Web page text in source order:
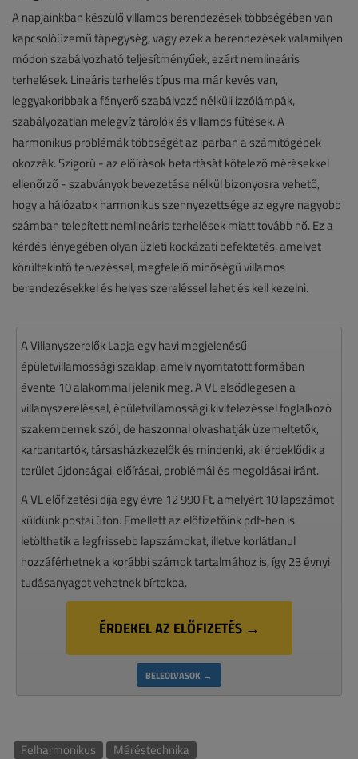
A napjainkban készülő villamos berendezések többségében van
kapcsolóüzemű tápegység, vagy ezek a berendezések valamilyen
módon szabályozható teljesítményűek, ezért nemlineáris
terhelések. Lineáris terhelés típus ma már kevés van,
leggyakoribbak a fényerő szabályozó nélküli izzólámpák,
szabályozatlan melegvíz tárolók és villamos fűtések. A
harmonikus problémák többségét az iparban a számítógépek
okozzák. Szigorú - az előírások betartását kötelező mérésekkel
ellenőrző - szabványok bevezetése nélkül bizonyosra vehető,
hogy a hálózatok harmonikus szennyezettsége az egyre nagyobb
számban telepített nemlineáris terhelések miatt tovább nő. Ez a
kérdés lényegében olyan üzleti kockázati befektetés, amelyet
körültekintő tervezéssel, megfelelő minőségű villamos
berendezésekkel és helyes szereléssel lehet és kell kezelni.
A Villanyszerelők Lapja egy havi megjelenésű
épületvillamossági szaklap, amely nyomtatott formában
évente 10 alakommal jelenik meg. A VL elsődlegesen a
villanyszereléssel, épületvillamossági kivitelezéssel foglalkozó
szakembernek szól, de haszonnal olvashatják üzemeltetők,
karbantartók, társasházkezelők és mindenki, aki érdeklődik a
terület újdonságai, előírásai, problémái és megoldásai iránt.
A VL előfizetési díja egy évre 12 990 Ft, amelyért 10 lapszámot
küldünk postai úton. Emellett az előfizetőink pdf-ben is
letölthetik a legfrissebb lapszámokat, illetve korlátlanul
hozzáférhetnek a korábbi számok tartalmához is, így 23 évnyi
tudásanyagot vehetnek bírtokba.
ÉRDEKEL AZ ELŐFIZETÉS →
BELEOLVASOK →
Felharmonikus Méréstechnika